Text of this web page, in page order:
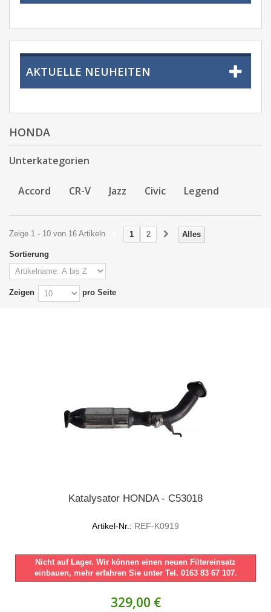
AKTUELLE NEUHEITEN
HONDA
Unterkategorien
Accord CR-V Jazz Civic Legend
Zeige 1 - 10 von 16 Artikeln Alles
1 2
Sortierung
Zeigen pro Seite
Katalysator HONDA - C53018
Artikel-Nr.: REF-K0919
Nicht auf Lager. Wir können einen neuen Filtereinsatz
einbauen, mehr erfahren Sie unter Tel. 0163 83 67 107.
329,00 €